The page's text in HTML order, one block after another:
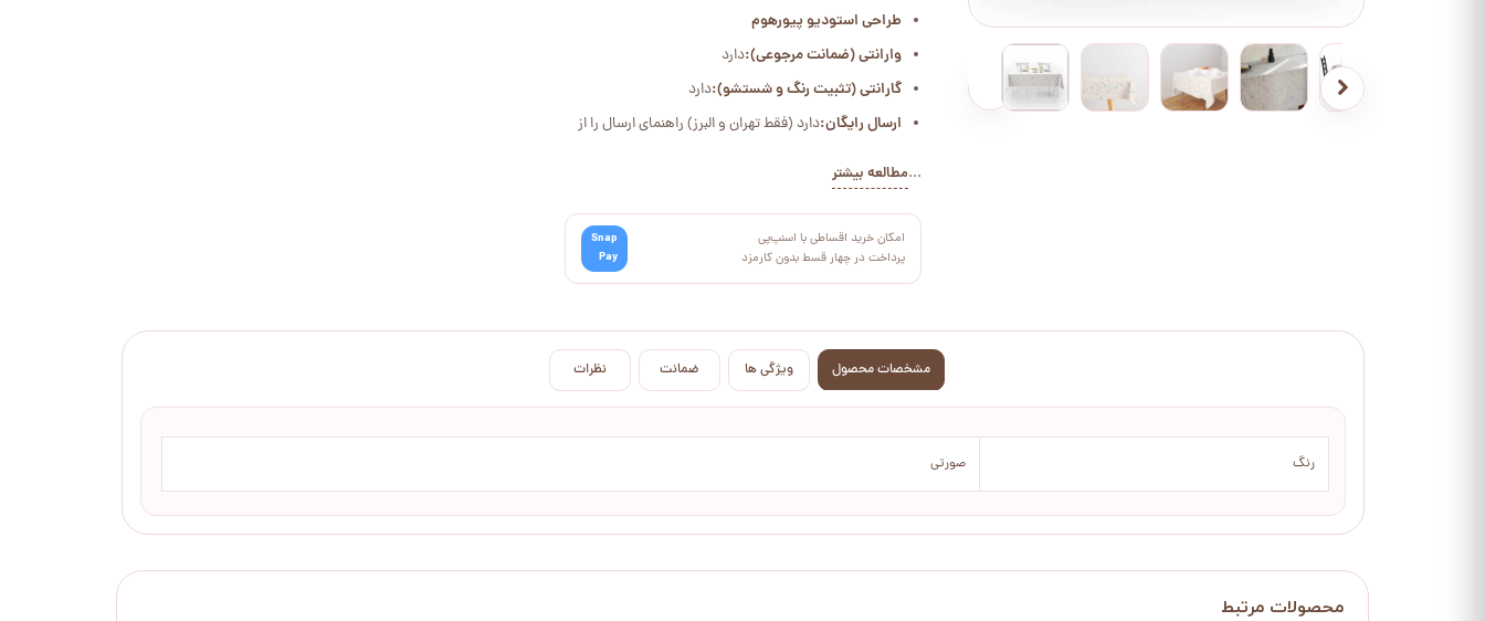
طراحی استودیو پیورهوم
وارانتی (ضمانت مرجوعی):دارد
گارانتی (تثبیت رنگ و شستشو):دارد
ارسال رایگان:دارد (فقط تهران و البرز) راهنمای ارسال را از
...مطالعه بیشتر
امکان خرید اقساطی با اسنپ‌پی
پرداخت در چهار قسط بدون کارمزد
Snap
Pay
مشخصات محصول ویژگی ها ضمانت نظرات
رنگ صورتی